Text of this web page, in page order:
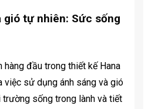
gió tự nhiên: Sức sống
đầu trong thiết kế Hana
việc sử dụng ánh sáng và gió
sống trong lành và tiết